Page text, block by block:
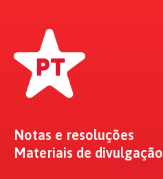
Notas e resoluções
Materiais de divulgação